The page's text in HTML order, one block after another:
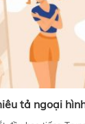
tả ngoại